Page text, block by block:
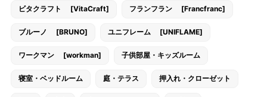
ビタクラフト [VitaCraft] フランフラン [Francfranc]
ブルーノ [BRUNO] ユニフレーム [UNIFLAME]
ワークマン [workman] 子供部屋・キッズルーム
寝室・ベッドルーム 庭・テラス 押入れ・クローゼット